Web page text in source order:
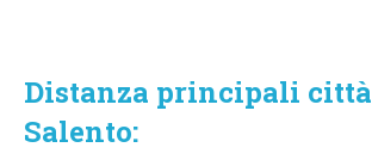
Distanza principali
Salento: